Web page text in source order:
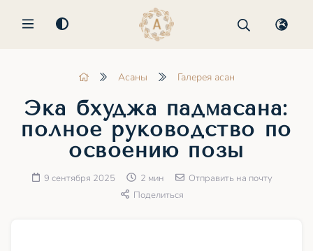
MENU
Асаны Галерея асан
Эка бхуджа падмасана:
полное руководство по
освоению позы
9 сентября 2025 2 мин
Отправить на почту
Поделиться